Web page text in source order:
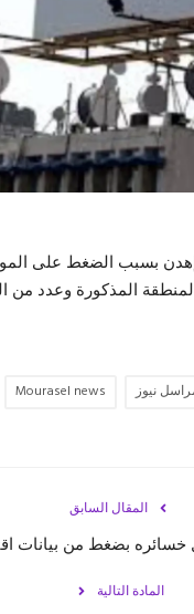
بسبب الضغط على
المذكورة وعدد من
نيوز Mourasel news
المقال السابق
خسائره بضغط من بيانات
المادة التالية